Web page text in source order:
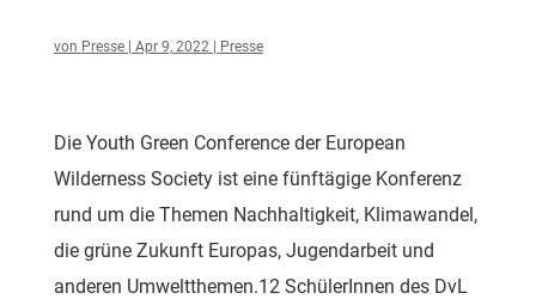
von Presse| Apr 9, 2022| Presse
Die Youth Green Conference der European
Wilderness Society ist eine fünftägige Konferenz
rund um die Themen Nachhaltigkeit, Klimawandel,
die grüne Zukunft Europas, Jugendarbeit und
anderen Umweltthemen.12 SchülerInnen des DvL